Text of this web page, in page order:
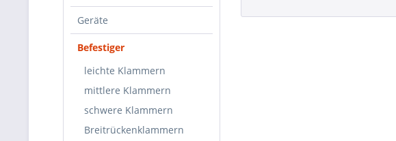
Geräte
Befestiger
leichte Klammern
mittlere Klammern
schwere Klammern
Breitrückenklammern